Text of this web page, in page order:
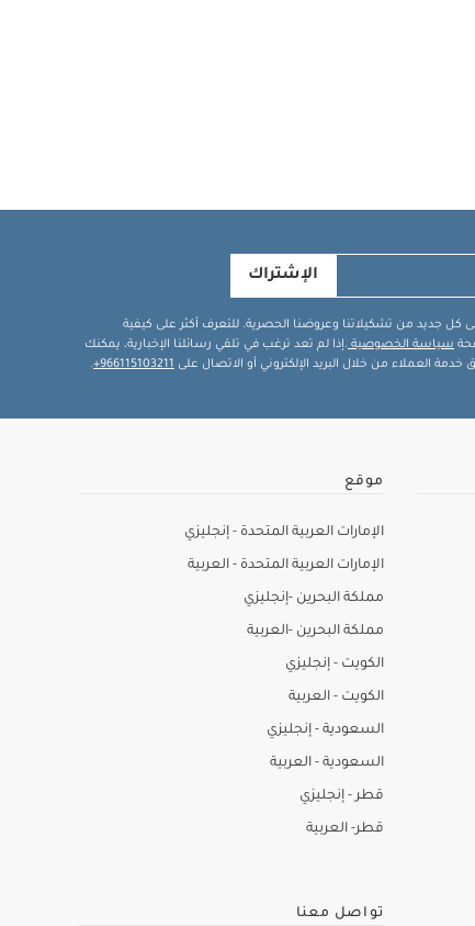
الإشتراك
كل جديد من تشكيلاتنا وعروضنا الحصرية. للتعرف أكثر على كيفية
سياسة الخصوصية .إذا لم تعد ترغب في تلقي رسائلنا الإخبارية، يمكنك
العملاء من خلال البريد الإلكتروني أو الاتصال على 966115103211+
.
موقع
الإمارات العربية المتحدة - إنجليزي
الإمارات العربية المتحدة - العربية
مملكة البحرين -إنجليزي
مملكة البحرين -العربية
الكويت - إنجليزي
الكويت - العربية
السعودية - إنجليزي
السعودية - العربية
قطر - إنجليزي
قطر- العربية
تواصل معنا